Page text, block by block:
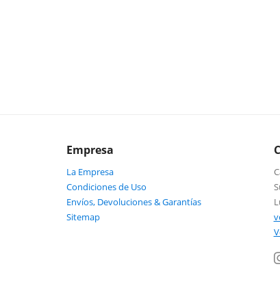
Empresa
La Empresa
Condiciones de Uso
Envíos, Devoluciones & Garantías
Sitemap